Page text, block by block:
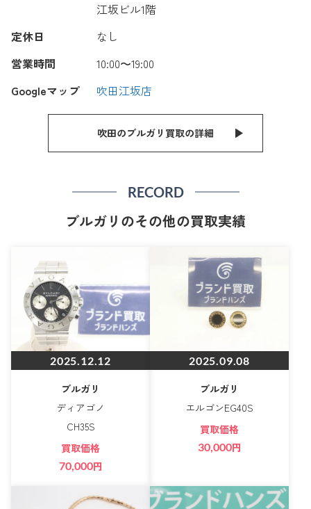
江坂ビル1階
定休日
なし
営業時間
10:00〜19:00
Googleマップ
吹田江坂店
吹田のブルガリ買取の詳細
RECORD
ブルガリのその他の買取実績
2025.12.12
ブルガリ
ディアゴノ
CH35S
買取価格
70,000円
2025.09.08
ブルガリ
エルゴンEG40S
買取価格
30,000円